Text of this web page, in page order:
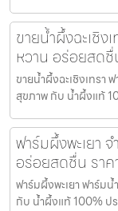
ขายน้ำผึ้งฉะเชิ
หวาน อร่อยสด
ขายน้ำผึ้งฉะเชิงเทรา
สุขภาพ กับ น้ำผึ้งแท้
ฟาร์มผึ้งพะเยา
อร่อยสดชื่น รา
ฟาร์มผึ้งพะเยา ฟาร์ม
กับ น้ำผึ้งแท้ 100% ป